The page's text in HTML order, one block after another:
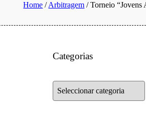
Home /Arbitragem /Torneio “Jovens
Categorias
Categorias